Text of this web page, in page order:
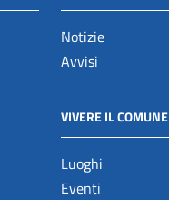
Notizie
Avvisi
VIVERE IL COMUNE
Luoghi
Eventi